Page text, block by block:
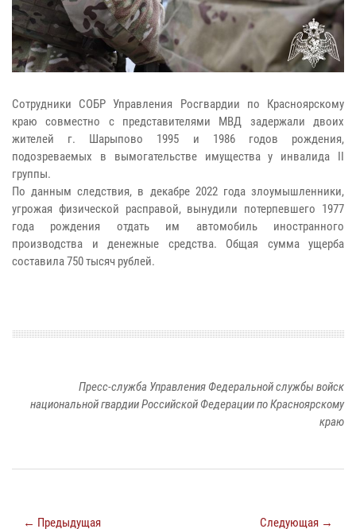
Сотрудники СОБР Управления Росгвардии по Красноярскому
краю совместно с представителями МВД задержали двоих
жителей г. Шарыпово 1995 и 1986 годов рождения,
подозреваемых в вымогательстве имущества у инвалида II
группы.
По данным следствия, в декабре 2022 года злоумышленники,
угрожая физической расправой, вынудили потерпевшего 1977
года рождения отдать им автомобиль иностранного
производства и денежные средства. Общая сумма ущерба
составила 750 тысяч рублей.
Пресс-служба Управления Федеральной службы войск
национальной гвардии Российской Федерации по Красноярскому
краю
← Предыдущая Следующая →